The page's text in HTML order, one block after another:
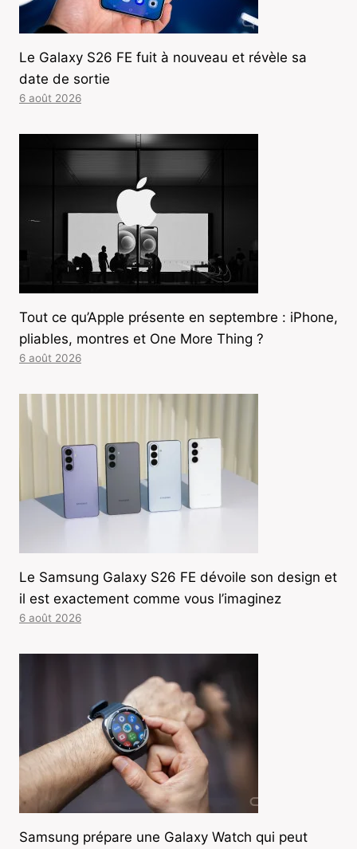
Le Galaxy S26 FE fuit à nouveau et révèle sa
date de sortie
6 août 2026
Tout ce qu’Apple présente en septembre : iPhone,
pliables, montres et One More Thing ?
6 août 2026
Le Samsung Galaxy S26 FE dévoile son design et
il est exactement comme vous l’imaginez
6 août 2026
Samsung prépare une Galaxy Watch qui peut